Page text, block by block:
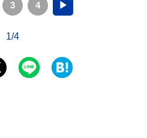
3 4 ▶
1/4